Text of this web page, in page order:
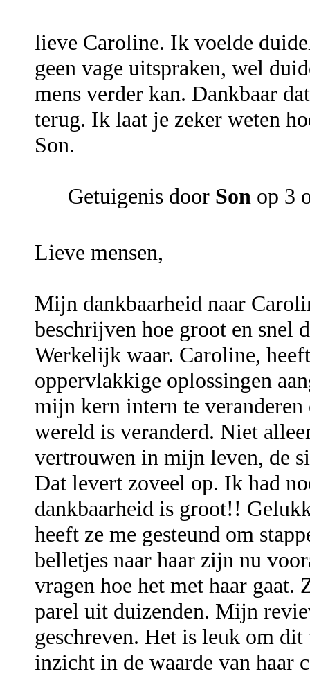
lieve Caroline. Ik voelde
geen vage uitspraken, wel
mens verder kan. Dankbaar
terug. Ik laat je zeker weten
Son.
Getuigenis door Son op 3
Lieve mensen,
Mijn dankbaarheid naar
beschrijven hoe groot en snel
Werkelijk waar. Caroline,
oppervlakkige oplossingen
mijn kern intern te
wereld is veranderd. Niet
vertrouwen in mijn leven, de
Dat levert zoveel op. Ik had
dankbaarheid is groot!!
heeft ze me gesteund om
belletjes naar haar zijn nu
vragen hoe het met haar gaat.
parel uit duizenden. Mijn
geschreven. Het is leuk om
inzicht in de waarde van haar